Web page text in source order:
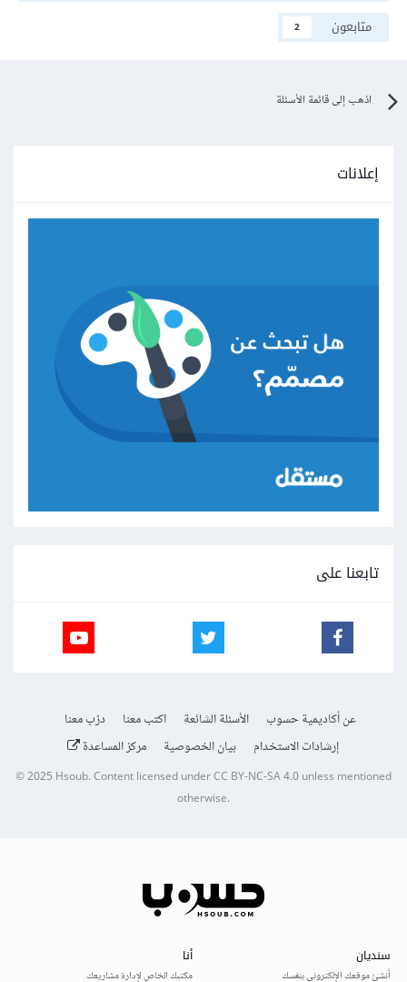
متابعون
2
اذهب إلى قائمة الأسئلة
إعلانات
تابعنا على
عن أكاديمية حسوب الأسئلة الشائعة اكتب معنا
درّب معنا
إرشادات الاستخدام
بيان الخصوصية مركز المساعدة
© 2025Hsoub.Content licensed underCC BY-NC-SA 4.0unless mentioned
otherwise.